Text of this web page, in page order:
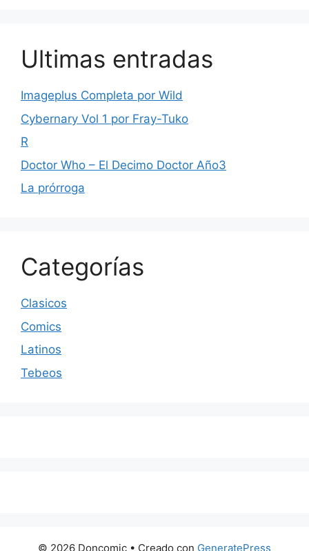
Ultimas entradas
Imageplus Completa por Wild
Cybernary Vol 1 por Fray-Tuko
R
Doctor Who – El Decimo Doctor Año3
La prórroga
Categorías
Clasicos
Comics
Latinos
Tebeos
© 2026 Doncomic • Creado con GeneratePress